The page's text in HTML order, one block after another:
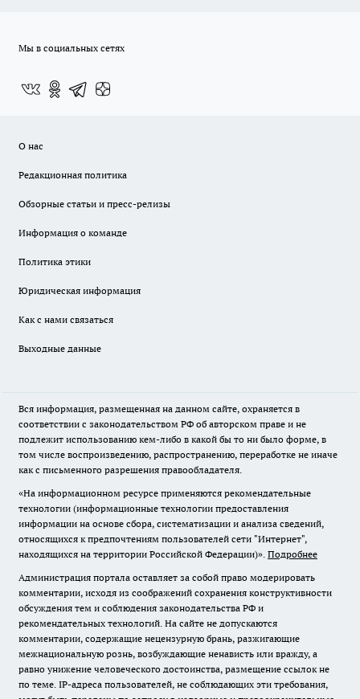
Мы в социальных сетях
О нас
Редакционная политика
Обзорные статьи и пресс-релизы
Информация о команде
Политика этики
Юридическая информация
Как с нами связаться
Выходные данные
Вся информация, размещенная на данном сайте, охраняется в
соответствии с законодательством РФ об авторском праве и не
подлежит использованию кем-либо в какой бы то ни было форме, в
том числе воспроизведению, распространению, переработке не иначе
как с письменного разрешения правообладателя.
«На информационном ресурсе применяются рекомендательные
технологии (информационные технологии предоставления
информации на основе сбора, систематизации и анализа сведений,
относящихся к предпочтениям пользователей сети "Интернет",
находящихся на территории Российской Федерации)». Подробнее
Администрация портала оставляет за собой право модерировать
комментарии, исходя из соображений сохранения конструктивности
обсуждения тем и соблюдения законодательства РФ и
рекомендательных технологий. На сайте не допускаются
комментарии, содержащие нецензурную брань, разжигающие
межнациональную рознь, возбуждающие ненависть или вражду, а
равно унижение человеческого достоинства, размещение ссылок не
по теме. IP-адреса пользователей, не соблюдающих эти требования,